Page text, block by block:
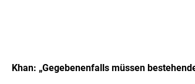
Khan: „Gegebenenfalls müssen